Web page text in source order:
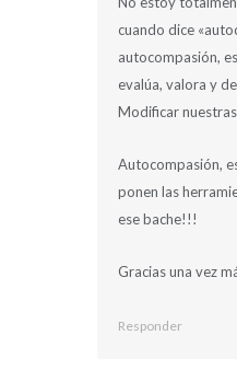
cuando dice
autocompasión,
evalúa, valora y
Modificar
Autocompasión,
ponen las
ese bache!!!
Gracias una vez
Responder